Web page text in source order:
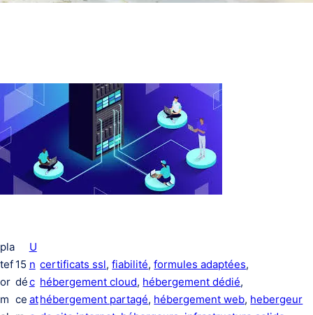
pla
tef
or
m
15
dé
ce
U
n
c
at
certificats ssl, fiabilité, formules adaptées
hébergement cloud, hébergement dédié
hébergement partagé, hébergement web, hebergeur